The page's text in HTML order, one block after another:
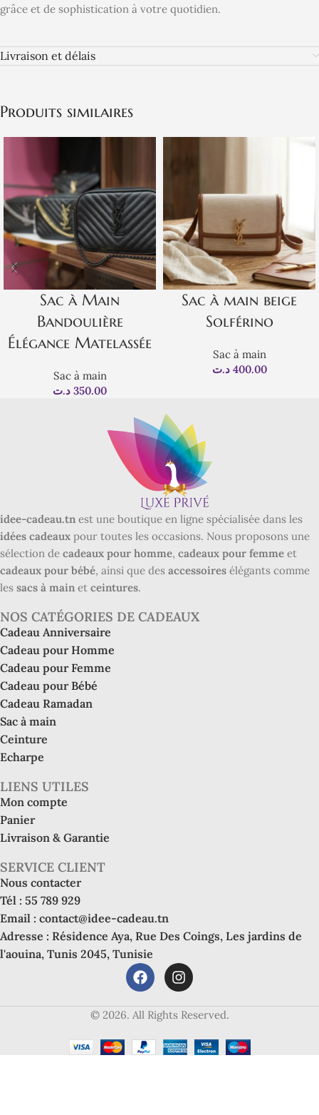
grâce et de sophistication à votre quotidien.
Livraison et délais
Produits similaires
Sac à Main
Bandoulière
Élégance Matelassée
Sac à main
350.00 د.ت
Sac à main beige
Solférino
Sac à main
400.00 د.ت
idee-cadeau.tn est une boutique en ligne spécialisée dans les
idées cadeaux pour toutes les occasions. Nous proposons une
sélection de cadeaux pour homme, cadeaux pour femme et
cadeaux pour bébé, ainsi que des accessoires élégants comme
les sacs à main et ceintures.
NOS CATÉGORIES DE CADEAUX
Cadeau Anniversaire
Cadeau pour Homme
Cadeau pour Femme
Cadeau pour Bébé
Cadeau Ramadan
Sac à main
Ceinture
Echarpe
LIENS UTILES
Mon compte
Panier
Livraison & Garantie
SERVICE CLIENT
Nous contacter
Tél : 55 789 929
Email : contact@idee-cadeau.tn
Adresse : Résidence Aya, Rue Des Coings, Les jardins de
l'aouina, Tunis 2045, Tunisie
© 2026. All Rights Reserved.